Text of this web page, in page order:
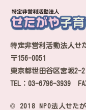
特定非営利活動法人せ
〒156-0051
東京都世田谷区宮坂
TEL：03-6796-3939
© 2018 NPO法人せた